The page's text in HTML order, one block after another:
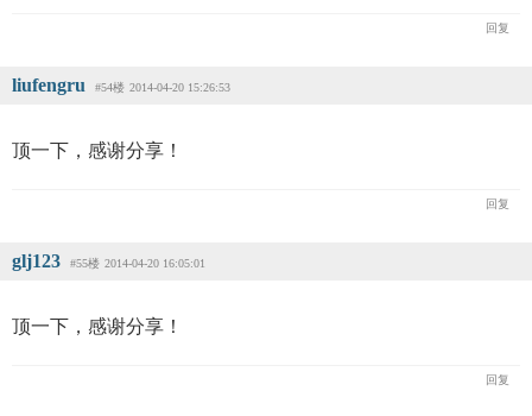
回复
liufengru #54楼 2014-04-20 15:26:53
顶一下，感谢分享！
回复
glj123 #55楼 2014-04-20 16:05:01
顶一下，感谢分享！
回复